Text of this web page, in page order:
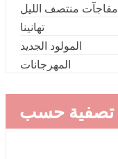
مفاجآت منتصف الليل
تهانينا
المولود الجديد
المهرجانات
تصفية حسب